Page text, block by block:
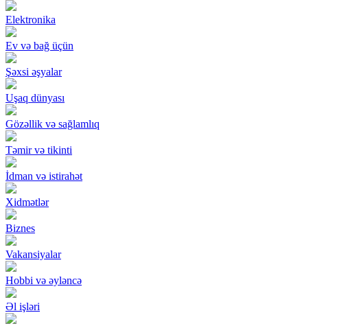
Elektronika
Ev və bağ üçün
Şəxsi əşyalar
Uşaq dünyası
Gözəllik və sağlamlıq
Təmir və tikinti
İdman və istirahət
Xidmətlər
Biznes
Vakansiyalar
Hobbi və əyləncə
Əl işləri